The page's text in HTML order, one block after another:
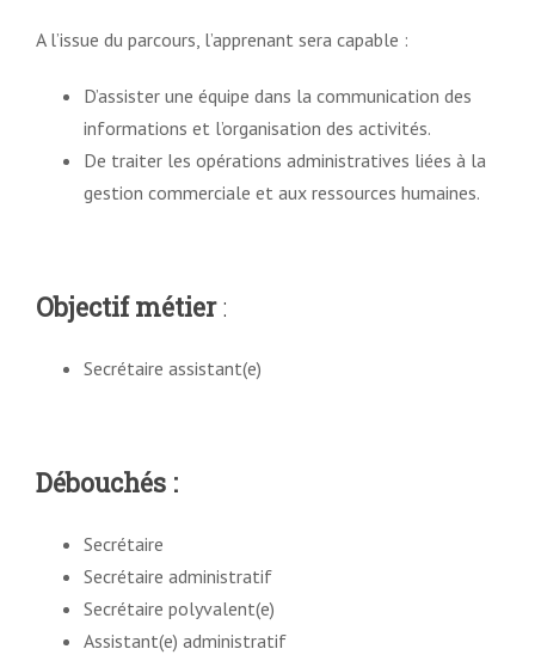
A l’issue du parcours, l’apprenant sera capable :
D’assister une équipe dans la communication des
informations et l’organisation des activités.
De traiter les opérations administratives liées à la
gestion commerciale et aux ressources humaines.
Objectif métier:
Secrétaire assistant(e)
Débouchés:
Secrétaire
Secrétaire administratif
Secrétaire polyvalent(e)
Assistant(e) administratif